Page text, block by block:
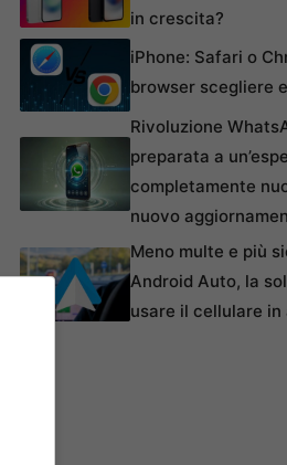
in crescita?
iPhone: Safari o
browser scegliere
Rivoluzione
preparata a
completamente
nuovo
Meno multe e più
Android Auto, la
usare il cellulare in